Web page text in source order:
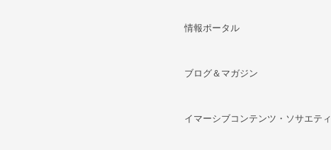
情報ポータル
ブログ＆マガジン
イマーシブコンテンツ・ソサエティ